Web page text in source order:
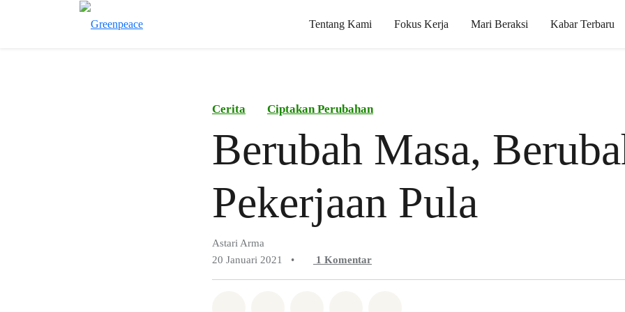
Tentang Kami Fokus Kerja Mari Beraksi Kabar Terbaru
Cerita Ciptakan Perubahan
Berubah Masa,
Pekerjaan Pula
Astari Arma
20 Januari 2021
• 1 Komentar